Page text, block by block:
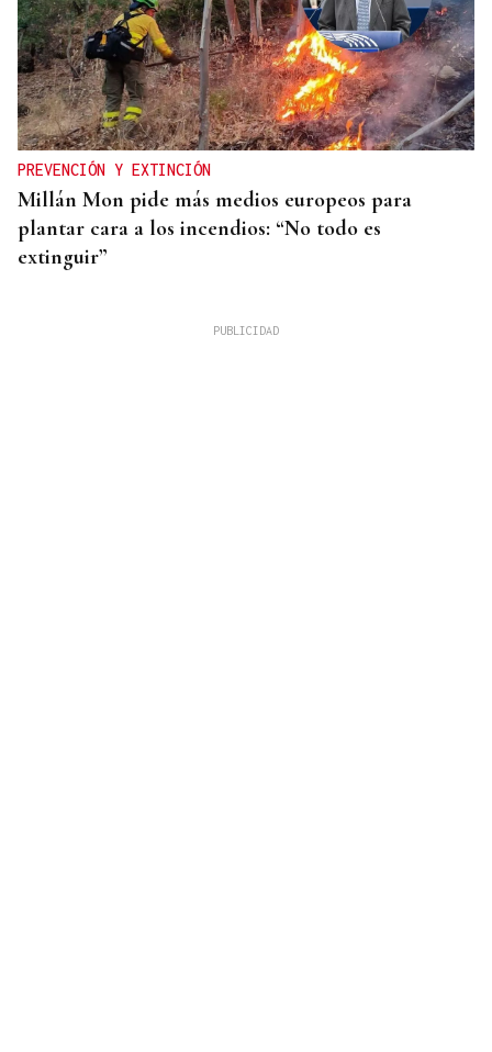
PREVENCIÓN Y EXTINCIÓN
Millán Mon pide más medios europeos para
plantar cara a los incendios: “No todo es
extinguir”